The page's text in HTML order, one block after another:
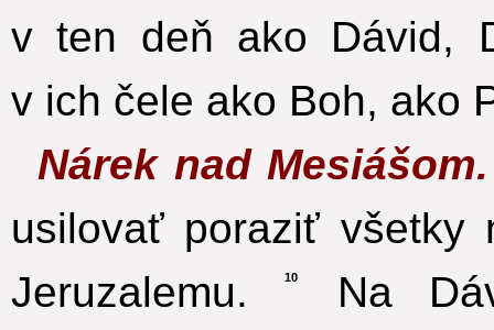
v ten deň ako Dávid,
v ich čele ako Boh, ako
Nárek nad
usilovať poraziť všetky
Jeruzalemu.
10
Na